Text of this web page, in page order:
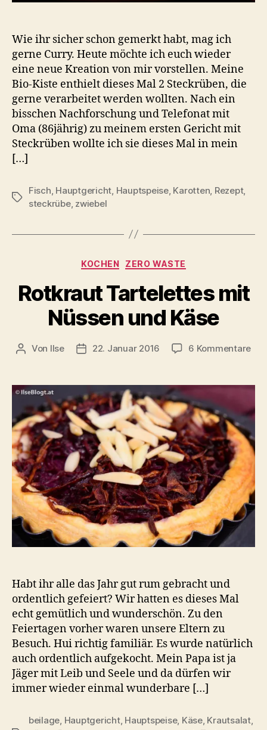
Wie ihr sicher schon gemerkt habt, mag ich
gerne Curry. Heute möchte ich euch wieder
eine neue Kreation von mir vorstellen. Meine
Bio-Kiste enthielt dieses Mal 2 Steckrüben, die
gerne verarbeitet werden wollten. Nach ein
bisschen Nachforschung und Telefonat mit
Oma (86jährig) zu meinem ersten Gericht mit
Steckrüben wollte ich sie dieses Mal in mein
[…]
Schlagwörter
Fisch, Hauptgericht, Hauptspeise, Karotten, Rezept,
steckrübe, zwiebel
Kategorien
KOCHEN ZERO WASTE
Rotkraut Tartelettes mit
Nüssen und Käse
Beitragsautor
Von Ilse Beitragsdatum
22. Januar 2016 6 Kommentarezu
mit
und
Habt ihr alle das Jahr gut rum gebracht und
ordentlich gefeiert? Wir hatten es dieses Mal
echt gemütlich und wunderschön. Zu den
Feiertagen vorher waren unsere Eltern zu
Besuch. Hui richtig familiär. Es wurde natürlich
auch ordentlich aufgekocht. Mein Papa ist ja
Jäger mit Leib und Seele und da dürfen wir
immer wieder einmal wunderbare […]
beilage, Hauptgericht, Hauptspeise, Käse, Krautsalat,